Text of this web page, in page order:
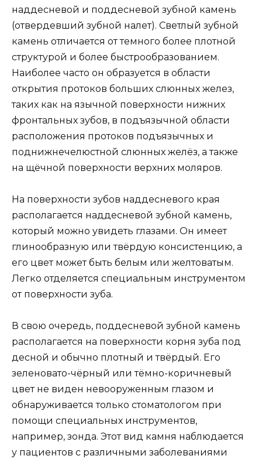
наддесневой и поддесневой зубной камень
(отвердевший зубной налет). Светлый зубной
камень отличается от темного более плотной
структурой и более быстрообразованием.
Наиболее часто он образуется в области
открытия протоков больших слюнных желез,
таких как на язычной поверхности нижних
фронтальных зубов, в подъязычной области
расположения протоков подъязычных и
поднижнечелюстной слюнных желёз, а также
на щёчной поверхности верхних моляров.
На поверхности зубов наддесневого края
располагается наддесневой зубной камень,
который можно увидеть глазами. Он имеет
глинообразную или твёрдую консистенцию, а
его цвет может быть белым или желтоватым.
Легко отделяется специальным инструментом
от поверхности зуба.
В свою очередь, поддесневой зубной камень
располагается на поверхности корня зуба под
десной и обычно плотный и твёрдый. Его
зеленовато-чёрный или тёмно-коричневый
цвет не виден невооруженным глазом и
обнаруживается только стоматологом при
помощи специальных инструментов,
например, зонда. Этот вид камня наблюдается
у пациентов с различными заболеваниями